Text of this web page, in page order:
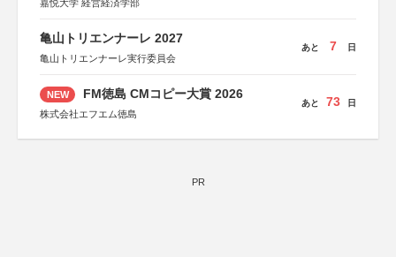
嘉悦大学 経営経済学部
亀山トリエンナーレ 2027
亀山トリエンナーレ実行委員会
あと 7 日
NEW FM徳島 CMコピー大賞 2026
株式会社エフエム徳島
あと 73 日
PR